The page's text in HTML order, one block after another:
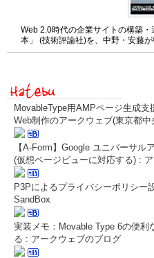
Web 2.0時代の企業サイトの構築
本」 (技術評論社)を、中野・安藤が
MovableType用AMPページ生成支
Web制作のアークウェブ(東京都中
【A-Form】Google ユニバーサ
(仮想ページビューに対応する) :
P3Pによるプライバシーポリシー
SandBox
実装メモ：Movable Type 6の便利
る : アークウェブのブログ